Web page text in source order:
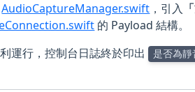
AudioCaptureManager.swift ，引入
的 Payload 結構。
運行，控制台日誌終於印出 是否為